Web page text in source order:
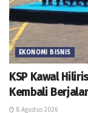
EKONOMI BISNIS
KSP Kawal
Kembali
8 Agustus 2026